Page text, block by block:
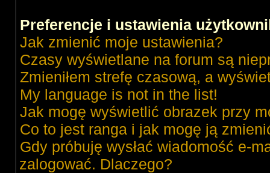
Preferencje i ustawienia
Jak zmienić moje ustawienia?
Czasy wyświetlane na forum są
Zmieniłem strefę czasową, a
My language is not in the list!
Jak mogę wyświetlić obrazek przy
Co to jest ranga i jak mogę ją
Gdy próbuję wysłać wiadomość e-
zalogować. Dlaczego?